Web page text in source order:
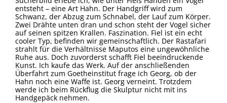
entsteht – eine Art Hahn. Der Handgriff wird zum
Schwanz, der Abzug zum Schnabel, der Lauf zum Körper.
Zwei Drähte unten dran und schon steht der Vogel sicher
auf seinen spitzen Krallen. Faszination. Fiel ist ein echt
cooler Typ, befinden wir gemeinschaftlich. Der Rastafari
strahlt für die Verhältnisse Maputos eine ungewöhnliche
Ruhe aus. Doch zuvorderst schafft Fiel beeindruckende
Kunst. Ich kaufe das Werk. Auf der anschließenden
Überfahrt zum Goetheinstitut frage ich Georg, ob der
Hahn noch eine Waffe ist. Georg verneint. Trotzdem
werde ich beim Rückflug die Skulptur nicht mit ins
Handgepäck nehmen.